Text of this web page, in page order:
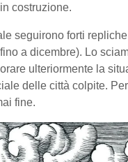
costruzione.
seguirono forti repliche
a dicembre). Lo
ulteriormente la
delle città colpite.
fine.